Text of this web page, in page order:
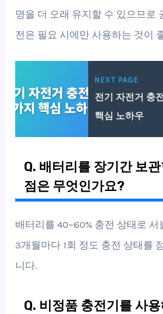
명을 더 오래 유지할 수 있으므로
전은 필요 시에만 사용하는 것이
NEXT PAGE
전기 자전거 충
핵심 노하우
Q. 배터리를 장기간 보
점은 무엇인가요?
배터리를 40~60% 충전 상태로
3개월마다 1회 정도 충전 상태를
니다.
Q. 비정품 충전기를 사